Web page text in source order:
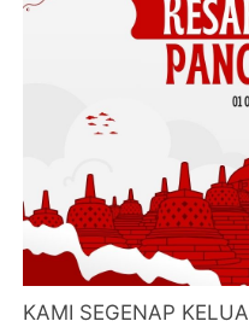
KAMI SEGENAP